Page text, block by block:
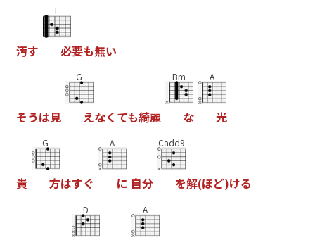
汚す
F
必要も無い
そうは見
G
えなく ても綺麗
Bm
な
A
光
貴
G
方はすぐ
A
に 自分
Cadd9
を解(ほど)ける
D A